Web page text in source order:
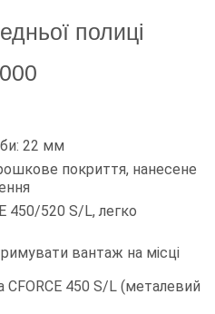
полиці
22 мм
покриття, нанесене
450/520 S/L, легко
вантаж на місці
450 S/L (металевий